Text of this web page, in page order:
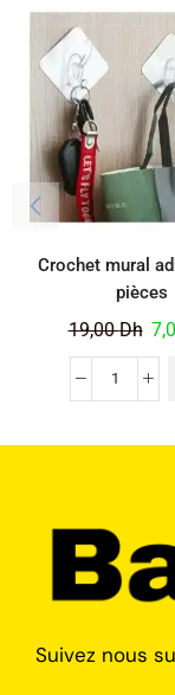
Crochet mural
pièces
19,00Dh
Suivez nous